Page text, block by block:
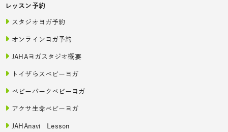
レッスン予約
スタジオヨガ予約
オンラインヨガ予約
JAHAヨガスタジオ概要
トイザらスベビーヨガ
ベビーパークベビーヨガ
アクサ生命ベビーヨガ
JAHAnavi Lesson